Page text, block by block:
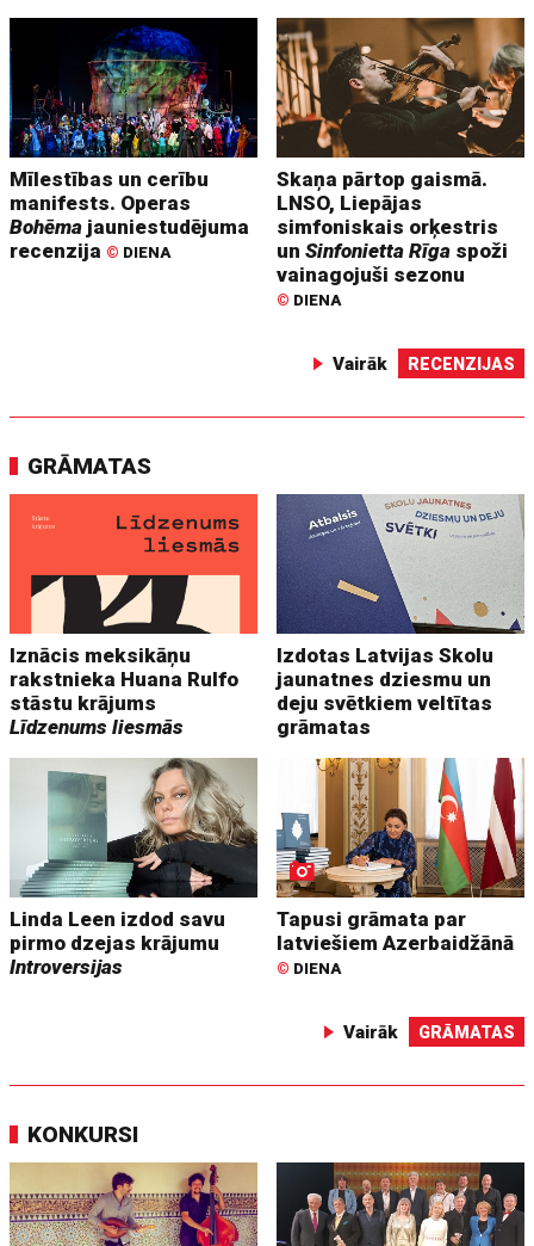
Mīlestības un cerību
manifests. Operas
Bohēma jauniestudējuma
recenzija © DIENA
Skaņa pārtop gaismā.
LNSO, Liepājas
simfoniskais orķestris
unSinfonietta Rīga spoži
vainagojuši sezonu
© DIENA
Vairāk RECENZIJAS
GRĀMATAS
Iznācis meksikāņu
rakstnieka Huana Rulfo
stāstu krājums
Līdzenums liesmās
Izdotas Latvijas Skolu
jaunatnes dziesmu un
deju svētkiem veltītas
grāmatas
Linda Leen izdod savu
pirmo dzejas krājumu
Introversijas
Tapusi grāmata par
latviešiem Azerbaidžānā
© DIENA
Vairāk GRĀMATAS
KONKURSI